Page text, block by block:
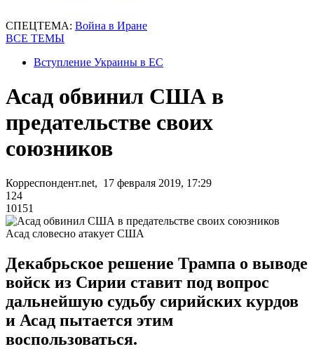
СПЕЦТЕМА: Война в Иране
ВСЕ ТЕМЫ
Вступление Украины в ЕС
Асад обвинил США в
предательстве своих
союзников
Корреспондент.net, 17 февраля 2019, 17:29
124
10151
Асад словесно атакует США
Декабрьское решение Трампа о выводе
войск из Сирии ставит под вопрос
дальнейшую судьбу сирийских курдов
и Асад пытается этим
воспользоваться.